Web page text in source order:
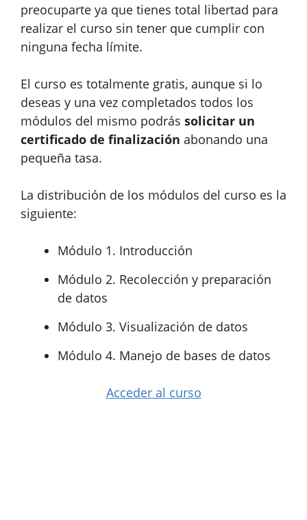
preocuparte ya que tienes total libertad para
realizar el curso sin tener que cumplir con
ninguna fecha límite.
El curso es totalmente gratis, aunque si lo
deseas y una vez completados todos los
módulos del mismo podrás solicitar un
certificado de finalización abonando una
pequeña tasa.
La distribución de los módulos del curso es la
siguiente:
Módulo 1. Introducción
Módulo 2. Recolección y preparación
de datos
Módulo 3. Visualización de datos
Módulo 4. Manejo de bases de datos
Acceder al curso